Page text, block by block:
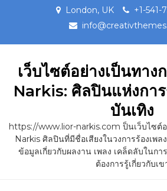
London, UK
+1-541-
เว็บไซต์อย่างเป็นทาง
Narkis: ศิลปินแห่งการ
บันเทิง
https://www.lior-narkis.com ป็นเว็บไซต์
Narkis ศิลปินที่มีชื่อเสียงในวงการร้องเพล
ข้อมูลเกี่ยวกับผลงาน เพลง เคล็ดลับในก
ต้องการรู้เกี่ยวกับเข